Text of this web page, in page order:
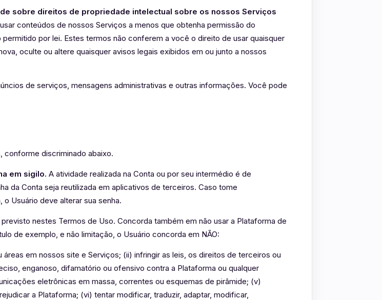
sobre direitos de propriedade intelectual sobre os nossos Serviços
conteúdos de nossos Serviços a menos que obtenha permissão do
por lei. Estes termos não conferem a você o direito de usar quaisquer
oculte ou altere quaisquer avisos legais exibidos em ou junto a nossos
de serviços, mensagens administrativas e outras informações. Você pode
conforme discriminado abaixo.
em sigilo. A atividade realizada na Conta ou por seu intermédio é de
da Conta seja reutilizada em aplicativos de terceiros. Caso tome
Usuário deve alterar sua senha.
nestes Termos de Uso. Concorda também em não usar a Plataforma de
de exemplo, e não limitação, o Usuário concorda em NÃO:
em nossos site e Serviços; (ii) infringir as leis, os direitos de terceiros ou
enganoso, difamatório ou ofensivo contra a Plataforma ou qualquer
eletrônicas em massa, correntes ou esquemas de pirâmide; (v)
a Plataforma; (vi) tentar modificar, traduzir, adaptar, modificar,